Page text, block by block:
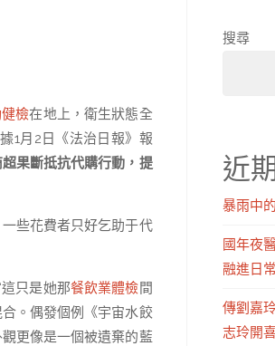
檢在地上，衛生狀態全
1月2日《法治日報》報
超果斷抵抗代購行動，提
些花費者只好乞助于代
只是她那餐飲業體檢間
。偶發個例《宇宙水餃
更像是一個被遺棄的藍
搜尋
近
暴雨中
國年夜
融進日
傳劉嘉
志玲開